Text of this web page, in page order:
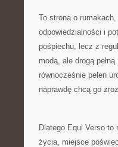
To strona o
odpowiedzialności i
pośpiechu, lecz z
modą, ale drogą
równocześnie pełen
naprawdę chcą go
Dlatego Equi Verso to
życia, miejsce